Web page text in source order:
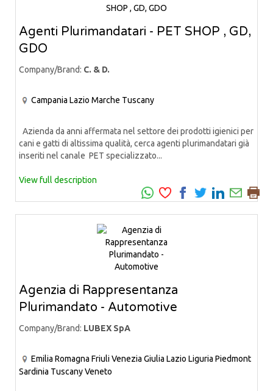
Agenti Plurimandatari - PET SHOP , GD,
GDO
Company/Brand: C. & D.
Campania Lazio Marche Tuscany
Azienda da anni affermata nel settore dei prodotti igienici per
cani e gatti di altissima qualità, cerca agenti plurimandatari già
inseriti nel canale PET specializzato...
View full description
Agenzia di Rappresentanza
Plurimandato - Automotive
Company/Brand: LUBEX SpA
Emilia Romagna Friuli Venezia Giulia Lazio Liguria Piedmont
Sardinia TuscanyVeneto